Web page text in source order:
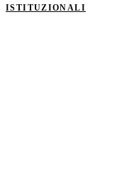
ISTITUZIONALI